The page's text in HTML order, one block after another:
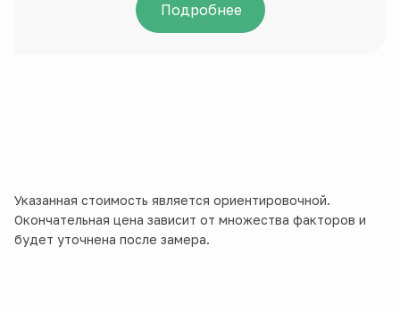
Подробнее
Указанная стоимость является ориентировочной.
Окончательная цена зависит от множества факторов и
будет уточнена после замера.